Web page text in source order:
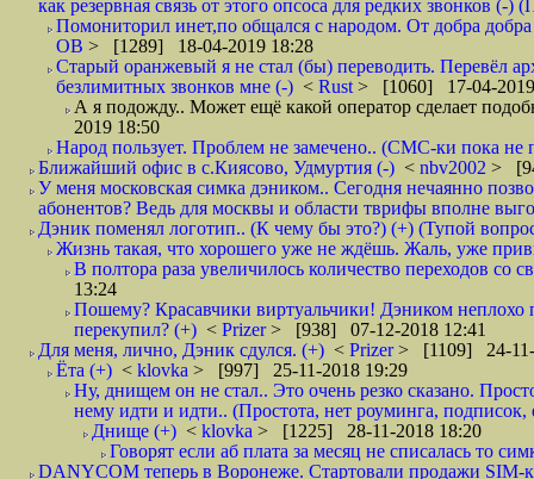
как резервная связь от этого опсоса для редких звонков (-)
Помониторил инет,по общался с народом. От добра
ОВ > [1289] 18-04-2019 18:28
Старый оранжевый я не стал (бы) переводить. Перевёл
безлимитных звонков мне (-) < Rust > [1060] 17-04-
А я подожду.. Может ещё какой оператор сделает
2019 18:50
Народ пользует. Проблем не замечено.. (СМС-ки пока
Ближайший офис в с.Киясово, Удмуртия (-) < nbv2002 >
У меня московская симка дэником.. Сегодня нечаянно
абонентов? Ведь для москвы и области тврифы вполне
Дэник поменял логотип.. (К чему бы это?) (+) (Тупой
Жизнь такая, что хорошего уже не ждёшь. Жаль, уже
В полтора раза увеличилось количество переходов
13:24
Пошему? Красавчики виртуальчики! Дэником
перекупил? (+) < Prizer> [938] 07-12-2018 12:41
Для меня, лично, Дэник сдулся. (+) < Prizer> [1109] 24-11-
Ёта (+) < klovka > [997] 25-11-2018 19:29
Ну, днищем он не стал.. Это очень резко сказано.
нему идти и идти.. (Простота, нет роуминга,
Днище (+) < klovka > [1225] 28-11-2018 18:20
Говорят если аб плата за месяц не списалась то
DANYCOM теперь в Воронеже. Стартовали продажи SIM-